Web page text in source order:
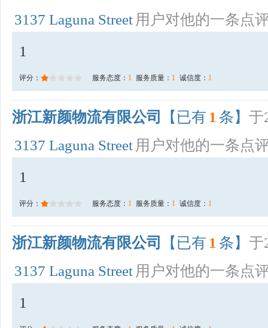
3137 Laguna Street 用户对他的一条点
1
评分： 服务态度： 1 服务质量： 1 诚信度： 1
浙江新颜物流有限公司 【已有 1 条】 于
3137 Laguna Street 用户对他的一条点
1
评分： 服务态度： 1 服务质量： 1 诚信度： 1
浙江新颜物流有限公司 【已有 1 条】 于
3137 Laguna Street 用户对他的一条点
1